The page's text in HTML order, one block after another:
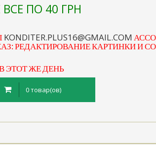
ПО 40 ГРН
KONDITER.PLUS16@GMAIL.COM
РЕДАКТИРОВАНИЕ КАРТИНКИ И
ЭТОТ ЖЕ ДЕНЬ
0 товар(ов)